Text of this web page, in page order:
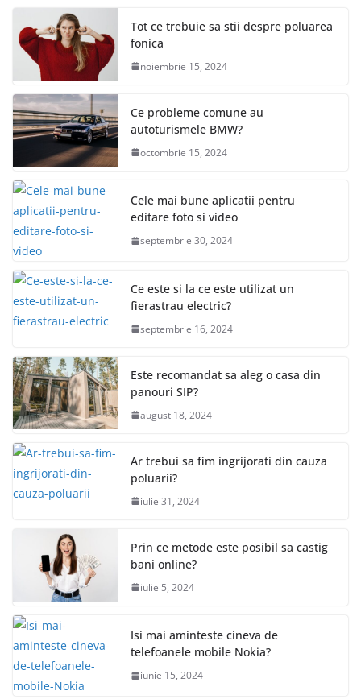
Tot ce trebuie sa stii despre poluarea
fonica
noiembrie 15, 2024
Ce probleme comune au
autoturismele BMW?
octombrie 15, 2024
Cele mai bune aplicatii pentru
editare foto si video
septembrie 30, 2024
Ce este si la ce este utilizat un
fierastrau electric?
septembrie 16, 2024
Este recomandat sa aleg o casa din
panouri SIP?
august 18, 2024
Ar trebui sa fim ingrijorati din cauza
poluarii?
iulie 31, 2024
Prin ce metode este posibil sa castig
bani online?
iulie 5, 2024
Isi mai aminteste cineva de
telefoanele mobile Nokia?
iunie 15, 2024